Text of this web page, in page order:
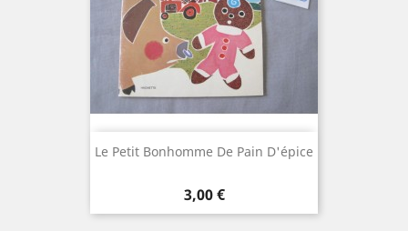
Le Petit Bonhomme De Pain D'épice
Prix
3,00 €